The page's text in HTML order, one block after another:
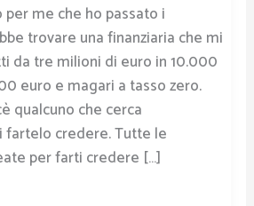
me che ho passato i
trovare una finanziaria che mi
da tre milioni di euro in 10.000
euro e magari a tasso zero.
qualcuno che cerca
credere. Tutte le
per farti credere […]